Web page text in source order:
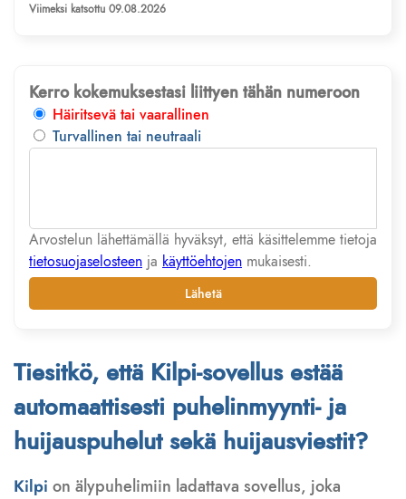
Viimeksi katsottu 09.08.2026
Kerro kokemuksestasi liittyen tähän numeroon
Häiritsevä tai vaarallinen
Turvallinen tai neutraali
Arvostelun lähettämällä hyväksyt, että käsittelemme tietoja
tietosuojaselosteen ja käyttöehtojen mukaisesti.
Lähetä
Tiesitkö, että Kilpi-sovellus estää
automaattisesti puhelinmyynti- ja
huijauspuhelut sekä huijausviestit?
Kilpi on älypuhelimiin ladattava sovellus, joka